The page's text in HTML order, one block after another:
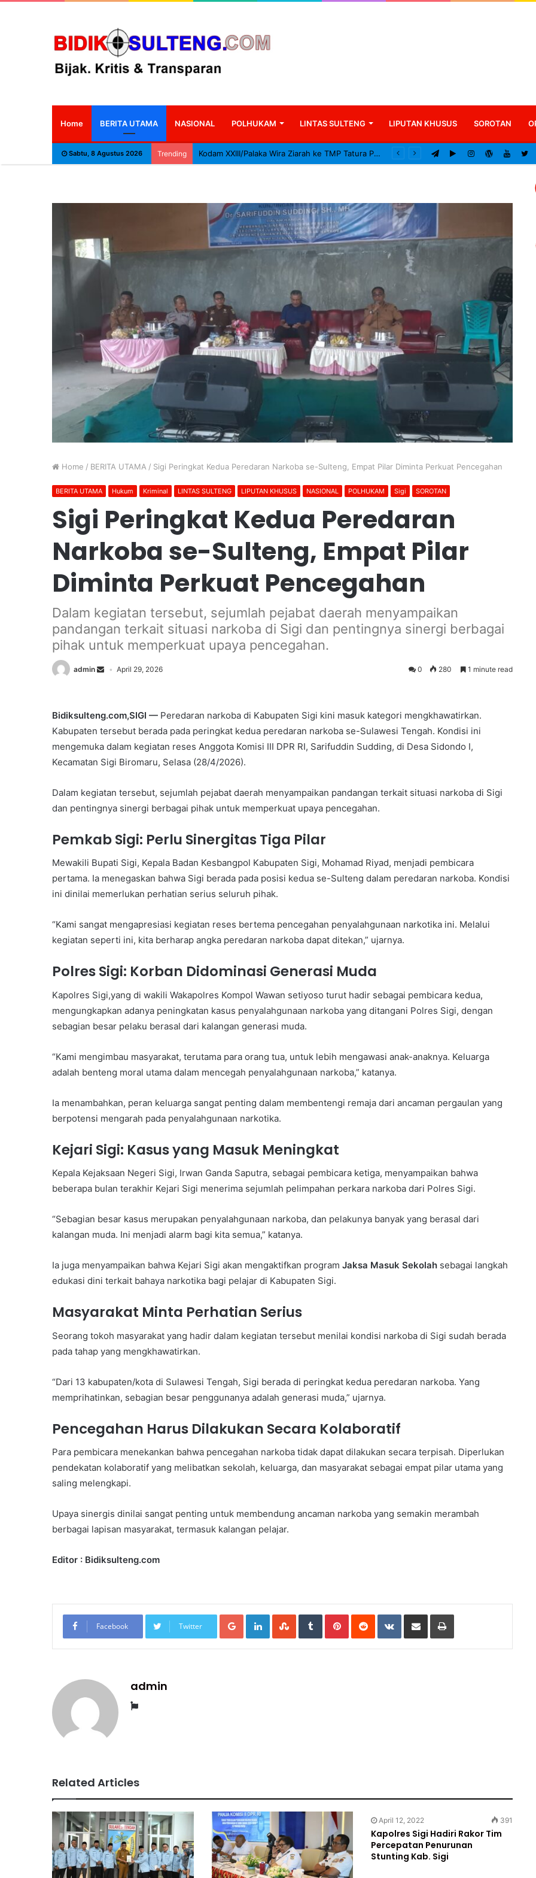
Home BERITA UTAMA NASIONAL POLHUKAM LINTAS SULTENG LIPUTAN KHUSUS SOROTAN
Sabtu, 8 Agustus 2026 Trending Kodam XXIII/Palaka Wira Ziarah ke TMP Tatura Peringati HUT ke-1
Home / BERITA UTAMA / Sigi Peringkat Kedua Peredaran Narkoba se-Sulteng, Empat Pilar Diminta Perkuat Pencegahan
BERITA UTAMA Hukum Kriminal LINTAS SULTENG LIPUTAN KHUSUS NASIONAL POLHUKAM Sigi SOROTAN
Sigi Peringkat Kedua Peredaran
Narkoba se-Sulteng, Empat Pilar
Diminta Perkuat Pencegahan
Dalam kegiatan tersebut, sejumlah pejabat daerah menyampaikan
pandangan terkait situasi narkoba di Sigi dan pentingnya sinergi berbagai
pihak untuk memperkuat upaya pencegahan.
admin April 29, 2026 0 280 1 minute read
Bidiksulteng.com,SIGI — Peredaran narkoba di Kabupaten Sigi kini masuk kategori mengkhawatirkan.
Kabupaten tersebut berada pada peringkat kedua peredaran narkoba se-Sulawesi Tengah. Kondisi ini
mengemuka dalam kegiatan reses Anggota Komisi III DPR RI, Sarifuddin Sudding, di Desa Sidondo I,
Kecamatan Sigi Biromaru, Selasa (28/4/2026).
Dalam kegiatan tersebut, sejumlah pejabat daerah menyampaikan pandangan terkait situasi narkoba di Sigi
dan pentingnya sinergi berbagai pihak untuk memperkuat upaya pencegahan.
Pemkab Sigi: Perlu Sinergitas Tiga Pilar
Mewakili Bupati Sigi, Kepala Badan Kesbangpol Kabupaten Sigi, Mohamad Riyad, menjadi pembicara
pertama. Ia menegaskan bahwa Sigi berada pada posisi kedua se-Sulteng dalam peredaran narkoba. Kondisi
ini dinilai memerlukan perhatian serius seluruh pihak.
“Kami sangat mengapresiasi kegiatan reses bertema pencegahan penyalahgunaan narkotika ini. Melalui
kegiatan seperti ini, kita berharap angka peredaran narkoba dapat ditekan,” ujarnya.
Polres Sigi: Korban Didominasi Generasi Muda
Kapolres Sigi,yang di wakili Wakapolres Kompol Wawan setiyoso turut hadir sebagai pembicara kedua,
mengungkapkan adanya peningkatan kasus penyalahgunaan narkoba yang ditangani Polres Sigi, dengan
sebagian besar pelaku berasal dari kalangan generasi muda.
“Kami mengimbau masyarakat, terutama para orang tua, untuk lebih mengawasi anak-anaknya. Keluarga
adalah benteng moral utama dalam mencegah penyalahgunaan narkoba,” katanya.
Ia menambahkan, peran keluarga sangat penting dalam membentengi remaja dari ancaman pergaulan yang
berpotensi mengarah pada penyalahgunaan narkotika.
Kejari Sigi: Kasus yang Masuk Meningkat
Kepala Kejaksaan Negeri Sigi, Irwan Ganda Saputra, sebagai pembicara ketiga, menyampaikan bahwa
beberapa bulan terakhir Kejari Sigi menerima sejumlah pelimpahan perkara narkoba dari Polres Sigi.
“Sebagian besar kasus merupakan penyalahgunaan narkoba, dan pelakunya banyak yang berasal dari
kalangan muda. Ini menjadi alarm bagi kita semua,” katanya.
Ia juga menyampaikan bahwa Kejari Sigi akan mengaktifkan program Jaksa Masuk Sekolah sebagai langkah
edukasi dini terkait bahaya narkotika bagi pelajar di Kabupaten Sigi.
Masyarakat Minta Perhatian Serius
Seorang tokoh masyarakat yang hadir dalam kegiatan tersebut menilai kondisi narkoba di Sigi sudah berada
pada tahap yang mengkhawatirkan.
“Dari 13 kabupaten/kota di Sulawesi Tengah, Sigi berada di peringkat kedua peredaran narkoba. Yang
memprihatinkan, sebagian besar penggunanya adalah generasi muda,” ujarnya.
Pencegahan Harus Dilakukan Secara Kolaboratif
Para pembicara menekankan bahwa pencegahan narkoba tidak dapat dilakukan secara terpisah. Diperlukan
pendekatan kolaboratif yang melibatkan sekolah, keluarga, dan masyarakat sebagai empat pilar utama yang
saling melengkapi.
Upaya sinergis dinilai sangat penting untuk membendung ancaman narkoba yang semakin merambah
berbagai lapisan masyarakat, termasuk kalangan pelajar.
Editor : Bidiksulteng.com
Facebook Twitter
Google+LinkedInStumbleUpon
TumblrPinterestReddit VKontakteShare
Email
Print
admin
Website
Related Articles
April 12, 2022 391
Kapolres Sigi Hadiri Rakor Tim
Percepatan Penurunan
Stunting Kab. Sigi